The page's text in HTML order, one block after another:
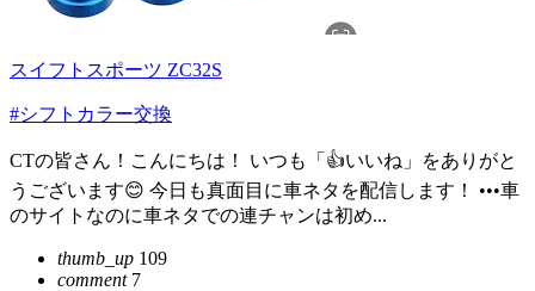
スイフトスポーツ ZC32S
#シフトカラー交換
CTの皆さん！こんにちは！ いつも「👍いいね」をありがと
うございます😊 今日も真面目に車ネタを配信します！ •••車
のサイトなのに車ネタでの連チャンは初め...
thumb_up 109
comment7